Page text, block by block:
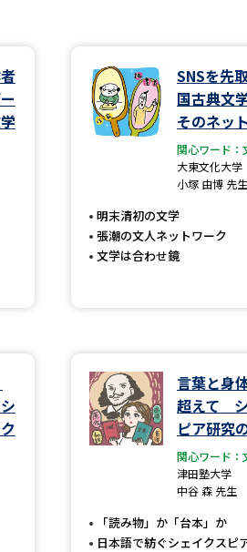
大学・短大以外の資料から
専門学校の資料請求 大学院の資料請
大学入学共通テスト「受験案内」の請
大学入学共通テスト「受験上の配慮案
幼稚園教員資格認定試験
小学校教員
高等学校（情報）教員資格認定試験
大学で学べる内容や特徴を調
新増設大学・学部・学科特集
国際・
奨学金・特待
新学年スタート号特集ペ
新学年スタート号特集ページ（高2生用
SNSを先
国古典文
そのネッ
関心ワード：
大東文化大学
小塚 由博 先生
明末清初の文学
張潮の文人ネットワーク
文学は合わせ鏡
言葉と身
超えて
ピア研究
関心ワード：
津田塾大学
中谷 森 先生
「読み物」か「台本」か
日本語で紡ぐシェイクスピ